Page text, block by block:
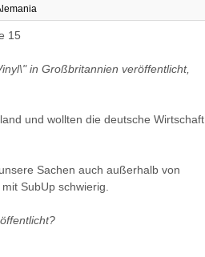
15
in Großbritannien veröffentlicht,
und wollten die deutsche Wirtschaft
Sachen auch außerhalb von
SubUp schwierig.